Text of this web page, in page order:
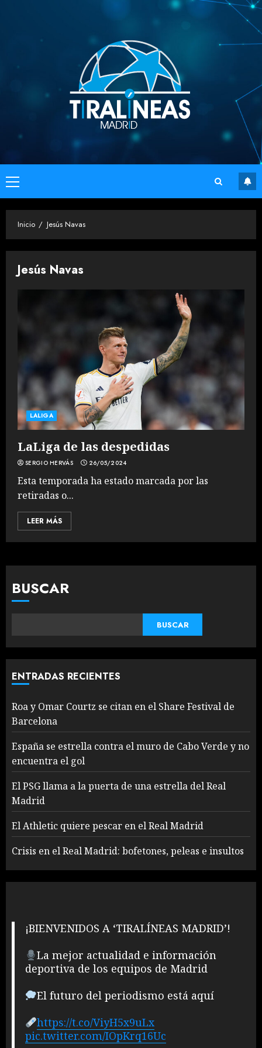
Menú
principal
Inicio Jesús Navas
Jesús Navas
LALIGA
LaLiga de las despedidas
SERGIO HERVÁS 26/05/2024
Esta temporada ha estado marcada por las
retiradas o...
LEER MÁS
BUSCAR
BUSCAR
ENTRADAS RECIENTES
Roa y Omar Courtz se citan en el Share Festival de
Barcelona
España se estrella contra el muro de Cabo Verde y no
encuentra el gol
El PSG llama a la puerta de una estrella del Real
Madrid
El Athletic quiere pescar en el Real Madrid
Crisis en el Real Madrid: bofetones, peleas e insultos
¡BIENVENIDOS A ‘TIRALÍNEAS MADRID’!
La mejor actualidad e información
deportiva de los equipos de Madrid
El futuro del periodismo está aquí
https://t.co/ViyH5x9uLx
pic.twitter.com/IOpKrq16Uc